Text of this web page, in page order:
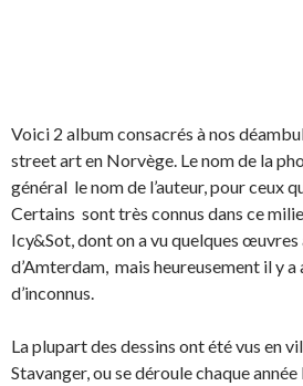
Voici 2 album consacrés à nos
street art en Norvège. Le nom de la
général le nom de l’auteur, pour ceux
Certains sont très connus dans ce
Icy&Sot, dont on a vu quelques
d’Amterdam, mais heureusement il y a
d’inconnus.
La plupart des dessins ont été vus en
Stavanger, ou se déroule chaque année